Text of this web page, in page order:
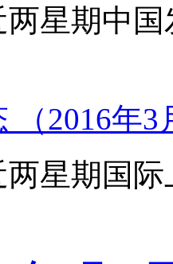
星期中
（2016年
星期国